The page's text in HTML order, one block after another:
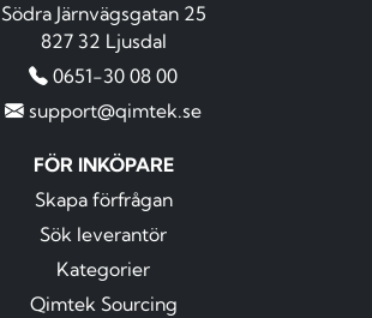
Södra Järnvägsgatan 25
827 32 Ljusdal
0651-30 08 00
support@qimtek.se
FÖR INKÖPARE
Skapa förfrågan
Sök leverantör
Kategorier
Qimtek Sourcing